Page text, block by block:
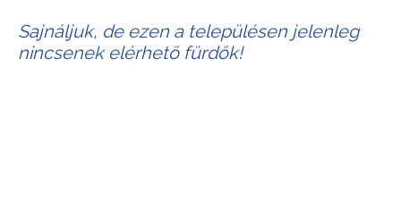
Sajnáljuk, de ezen a településen jelenleg
nincsenek elérhető fürdők!